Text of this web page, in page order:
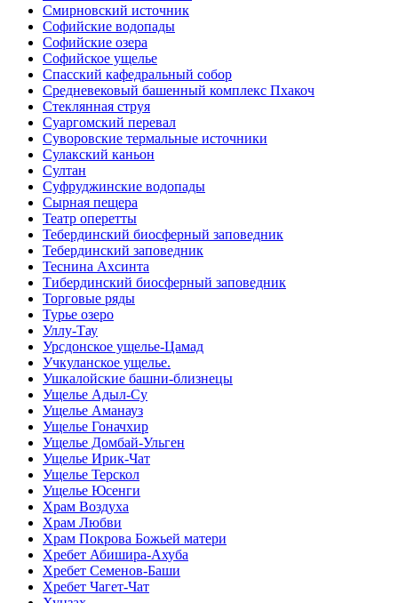
Смирновский источник
Софийские водопады
Софийские озера
Софийское ущелье
Спасский кафедральный собор
Средневековый башенный комплекс Пхакоч
Стеклянная струя
Суаргомский перевал
Суворовские термальные источники
Сулакский каньон
Султан
Суфруджинские водопады
Сырная пещера
Театр оперетты
Тебердинский биосферный заповедник
Тебердинский заповедник
Теснина Ахсинта
Тибердинский биосферный заповедник
Торговые ряды
Турье озеро
Уллу-Тау
Урсдонское ущелье-Цамад
Учкуланское ущелье.
Ушкалойские башни-близнецы
Ущелье Адыл-Су
Ущелье Аманауз
Ущелье Гоначхир
Ущелье Домбай-Ульген
Ущелье Ирик-Чат
Ущелье Терскол
Ущелье Юсенги
Храм Воздуха
Храм Любви
Храм Покрова Божьей матери
Хребет Абишира-Ахуба
Хребет Семенов-Баши
Хребет Чагет-Чат